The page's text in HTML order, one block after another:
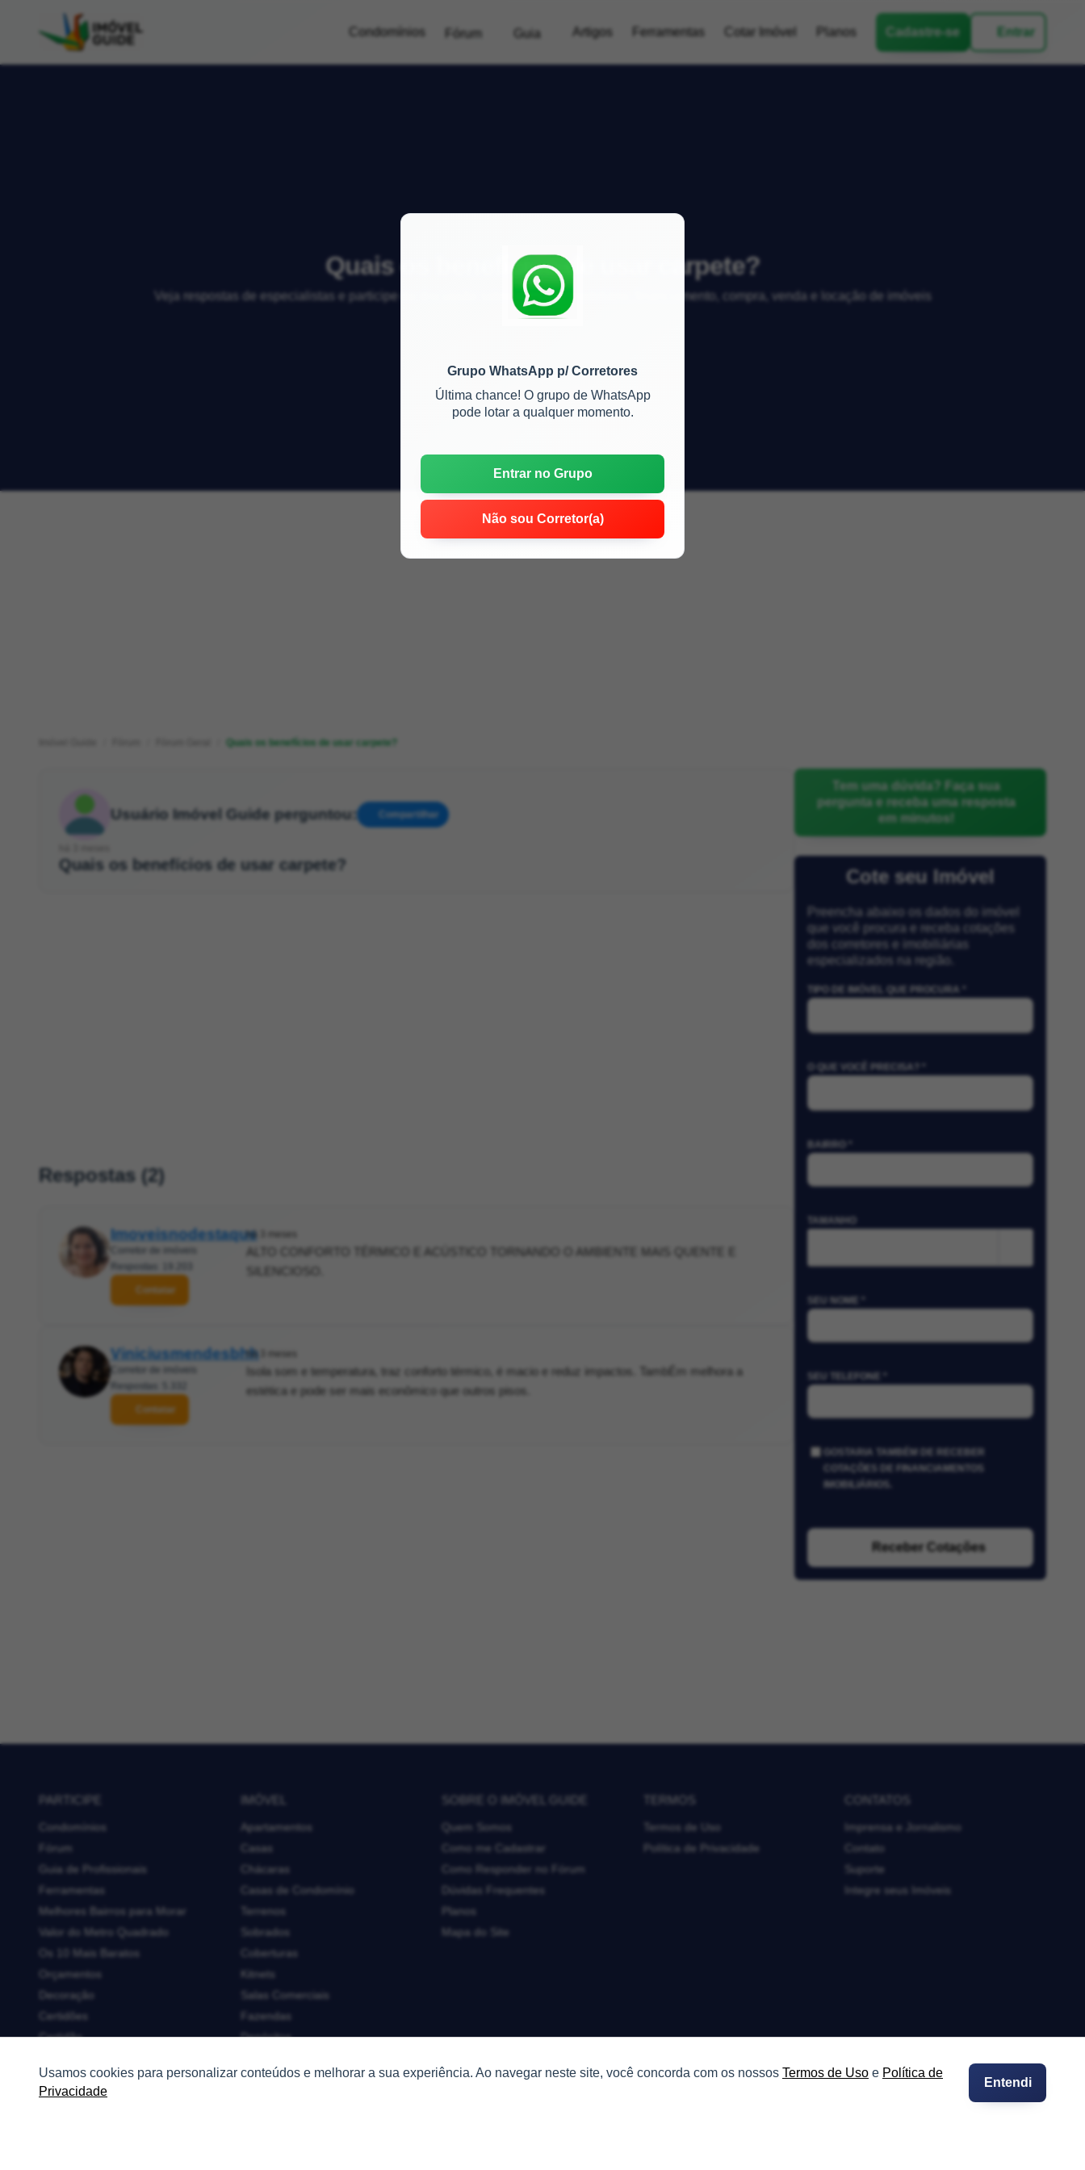
Condomínios Fórum Guia Artigos Ferramentas Cotar Imóvel Planos Cadastre-se Entrar
Grupo WhatsApp p/ Corretores
Última chance! O grupo de WhatsApp
pode lotar a qualquer momento.
Entrar no Grupo
Não sou Corretor(a)
Quais os benefícios de usar carpete?
Veja respostas de especialistas e participe da discussão sobre mercado imobiliário, financiamento, compra, venda e locação de imóveis
Quais os benefícios de usar carpete?
Usuário Imóvel Guide perguntou: Compartilhar
Quais os benefícios de usar carpete?
Respostas (2)
Imoveisnodestaque
Contatar
há 3 meses
ALTO CONFORTO TÉRMICO E ACÚSTICO TORNANDO O AMBIENTE MAIS QUENTE E
Viniciusmendesbhh
Contatar
há 3 meses
Isola som e temperatura, traz conforto térmico, é macio e reduz impactos. TambÉm melhora a
estética e pode ser mais econômico que outros pisos.
Tem uma dúvida? Faça sua
pergunta e receba uma resposta
em minutos!
Cote seu Imóvel
Preencha abaixo os dados do imóvel
que você procura e receba cotações
dos corretores e imobiliárias
especializados na região.
TIPO DE IMÓVEL QUE PROCURA *
O QUE VOCÊ PRECISA? *
TAMANHO
SEU NOME *
SEU TELEFONE *
GOSTARIA TAMBÉM DE RECEBER
COTAÇÕES DE FINANCIAMENTOS
IMOBILIÁRIOS.
Receber Cotações
Usamos cookies para personalizar conteúdos e melhorar a sua experiência. Ao navegar neste site, você concorda com os nossos Termos de Uso e Política de
Privacidade
Entendi
PARTICIPE
Condomínios
Fórum
Guia de Profissionais
Ferramentas
Melhores Bairros para Morar
Valor do Metro Quadrado
Os 10 Mais Baratos
Orçamentos
Decoração
Certidões
Certidão
Cartório de Registro de Imóveis
Tabelionato de Notas
IMÓVEL
Apartamentos
Casas
Chácaras
Casas de Condomínio
Terrenos
Sobrados
Coberturas
Kitnets
Salas Comerciais
Fazendas
Depósitos
Outros Imóveis
SOBRE O IMÓVEL GUIDE
Quem Somos
Como me Cadastrar
Como Responder no Fórum
Dúvidas Frequentes
Planos
Mapa do Site
TERMOS
Termos de Uso
Política de Privacidade
CONTATOS
Imprensa e Jornalismo
Contato
Suporte
Integre seus Imóveis